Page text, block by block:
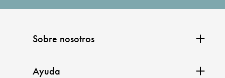
Sobre nosotros
Ayuda